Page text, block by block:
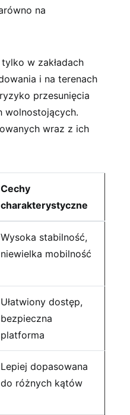
na
w zakładach
i na terenach
przesunięcia
wolnostojących.
wraz z ich
Cechy
charakterystyczne
Wysoka stabilność,
niewielka mobilność
Ułatwiony dostęp,
bezpieczna
platforma
Lepiej dopasowana
do różnych kątów